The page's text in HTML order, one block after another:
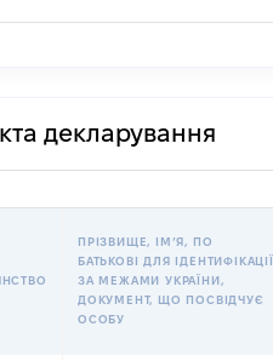
декларування
ПРІЗВИЩЕ, ІМʼЯ, ПО
БАТЬКОВІ ДЛЯ ІДЕНТИФІКАЦІЇ
ЗА МЕЖАМИ УКРАЇНИ,
ДОКУМЕНТ, ЩО ПОСВІДЧУЄ
ОСОБУ